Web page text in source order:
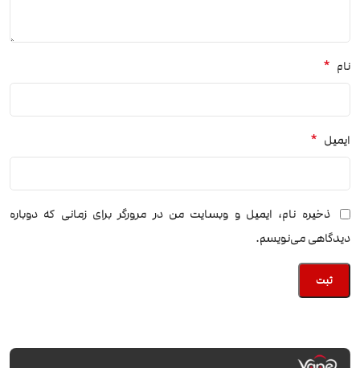
نام *
ایمیل *
ذخیره نام، ایمیل و وبسایت من در مرورگر برای زمانی که دوباره
دیدگاهی می‌نویسم.